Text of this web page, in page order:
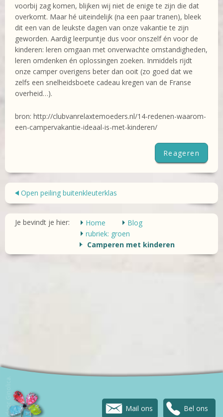
voorbij zag komen, blijken wij niet de enige te zijn die dat
overkomt. Maar hé uiteindelijk (na een paar tranen), bleek
dit een van de leukste dagen van onze vakantie te zijn
geworden. Aardig leerpuntje dus voor onszelf én voor de
kinderen: leren omgaan met onverwachte omstandigheden,
leren omdenken én oplossingen zoeken. Inmiddels rijdt
onze camper overigens beter dan ooit (zo goed dat we
zelfs een snelheidsboete cadeau kregen van de Franse
overheid…).
bron: http://clubvanrelaxtemoeders.nl/14-redenen-waarom-
een-campervakantie-ideaal-is-met-kinderen/
Reageren
Open peiling buitenkleuterklas
Je bevindt je hier: Home
Blog
rubriek: groen
Camperen met kinderen
Bel ons
Mail ons
door Ginolica.